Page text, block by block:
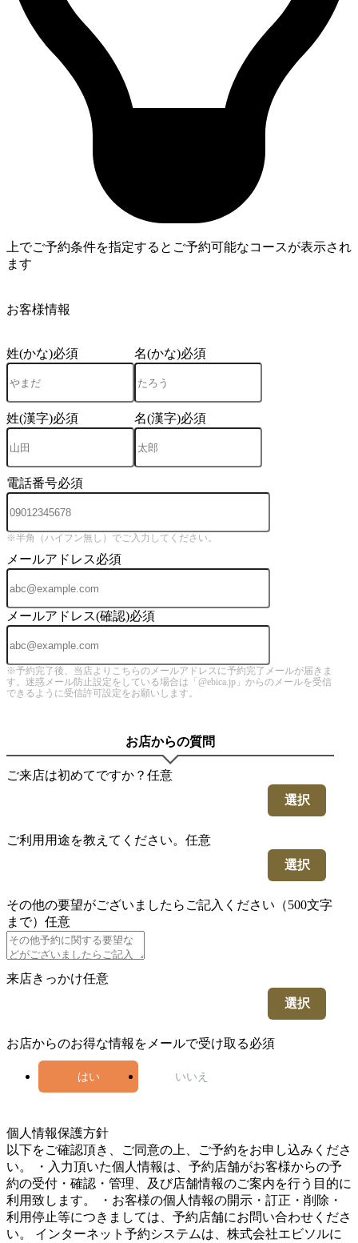
上でご予約条件を指定するとご予約可能なコースが表示され
ます
お客様情報
姓(かな)必須 名(かな)必須
姓(漢字)必須 名(漢字)必須
電話番号必須
※半角（ハイフン無し）でご入力してください。
メールアドレス必須
メールアドレス(確認)必須
※予約完了後、当店よりこちらのメールアドレスに予約完了メールが届きま
す。迷惑メール防止設定をしている場合は「@ebica.jp」からのメールを受信
できるように受信許可設定をお願いします。
お店からの質問
ご来店は初めてですか？ 任意
選択
ご利用用途を教えてください。 任意
選択
その他の要望がございましたらご記入ください（500文字
まで） 任意
来店きっかけ任意
選択
お店からのお得な情報をメールで受け取る必須
はい いいえ
個人情報保護方針
以下をご確認頂き、ご同意の上、ご予約をお申し込みくださ
い。 ・入力頂いた個人情報は、予約店舗がお客様からの予
約の受付・確認・管理、及び店舗情報のご案内を行う目的に
利用致します。 ・お客様の個人情報の開示・訂正・削除・
利用停止等につきましては、予約店舗にお問い合わせくださ
い。 インターネット予約システムは、株式会社エビソルに